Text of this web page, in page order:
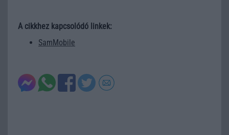
A cikkhez kapcsolódó linkek:
SamMobile